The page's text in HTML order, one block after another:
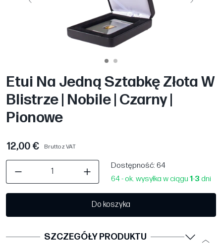
Poprzedni Następny
Etui Na Jedną Sztabkę Złota W
Blistrze | Nobile | Czarny |
Pionowe
12,00 € Brutto z VAT
Dostępność: 64
64 - ok. wysyłka w ciągu 1-3 dni
Do koszyka
SZCZEGÓŁY PRODUKTU